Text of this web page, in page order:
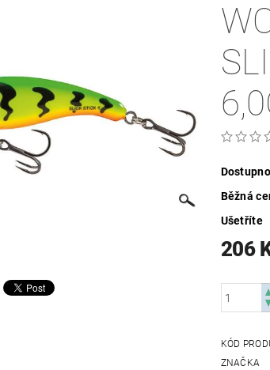
Běžná
Ušetříte
206
KÓD
ZNAČKA